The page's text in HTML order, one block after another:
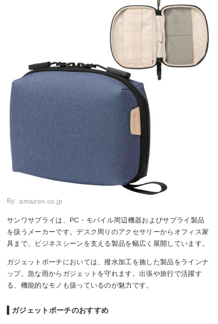
By:amazon.co.jp
サンワサプライは、PC・モバイル周辺機器およびサプライ製品
を扱うメーカーです。デスク周りのアクセサリーからオフィス家
具まで、ビジネスシーンを支える製品を幅広く展開しています。
ガジェットポーチにおいては、撥水加工を施した製品をラインナ
ップ。急な雨からガジェットを守れます。出張や旅行で活躍す
る、機能的なモノも扱っているのが魅力です。
ガジェットポーチのおすすめ